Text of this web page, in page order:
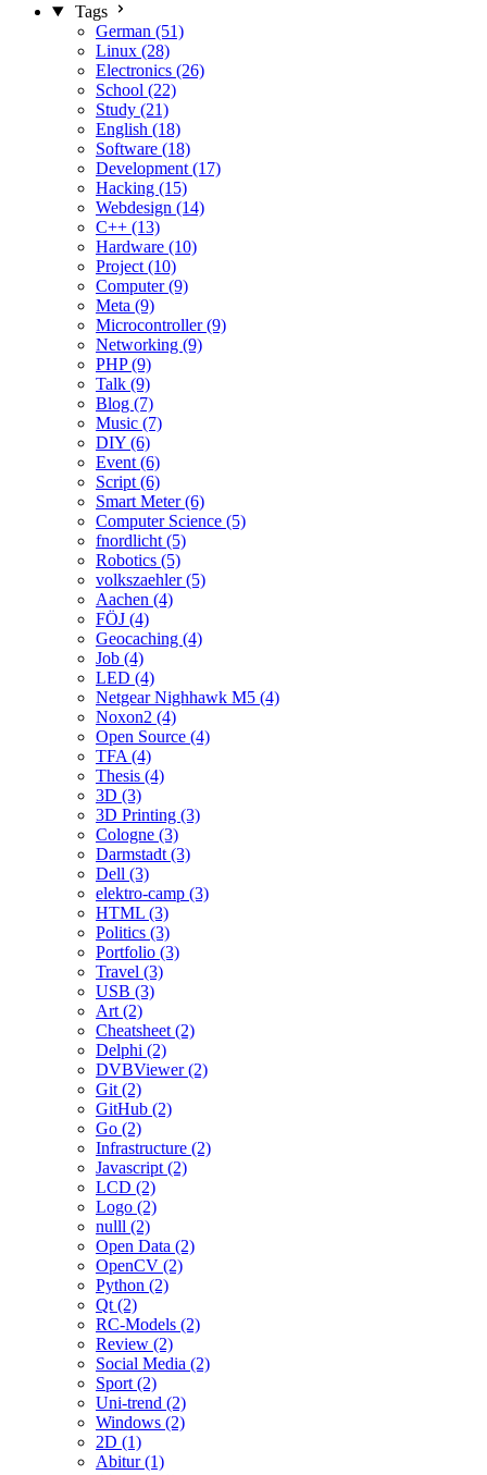
Tags
German (51)
Linux (28)
Electronics (26)
School (22)
Study (21)
English (18)
Software (18)
Development (17)
Hacking (15)
Webdesign (14)
C++ (13)
Hardware (10)
Project (10)
Computer (9)
Meta (9)
Microcontroller (9)
Networking (9)
PHP (9)
Talk (9)
Blog (7)
Music (7)
DIY (6)
Event (6)
Script (6)
Smart Meter (6)
Computer Science (5)
fnordlicht (5)
Robotics (5)
volkszaehler (5)
Aachen (4)
FÖJ (4)
Geocaching (4)
Job (4)
LED (4)
Netgear Nighhawk M5 (4)
Noxon2 (4)
Open Source (4)
TFA (4)
Thesis (4)
3D (3)
3D Printing (3)
Cologne (3)
Darmstadt (3)
Dell (3)
elektro-camp (3)
HTML (3)
Politics (3)
Portfolio (3)
Travel (3)
USB (3)
Art (2)
Cheatsheet (2)
Delphi (2)
DVBViewer (2)
Git (2)
GitHub (2)
Go (2)
Infrastructure (2)
Javascript (2)
LCD (2)
Logo (2)
nulll (2)
Open Data (2)
OpenCV (2)
Python (2)
Qt (2)
RC-Models (2)
Review (2)
Social Media (2)
Sport (2)
Uni-trend (2)
Windows (2)
2D (1)
Abitur (1)